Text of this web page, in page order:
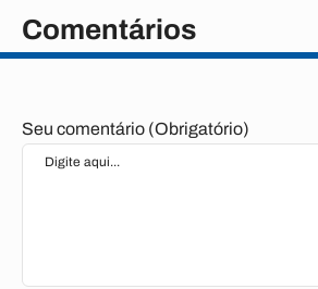
Comentários
Seu comentário (Obrigatório)